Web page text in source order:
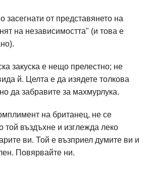
засегнати от представянето на
на независимостта" (и това е
закуска е нещо прелестно; не
й. Целта е да изядете толкова
да забравите за махмурлука.
на британец, не се
той въздъхне и изглежда леко
ви. Той е възприел думите ви и
Повярвайте ни.